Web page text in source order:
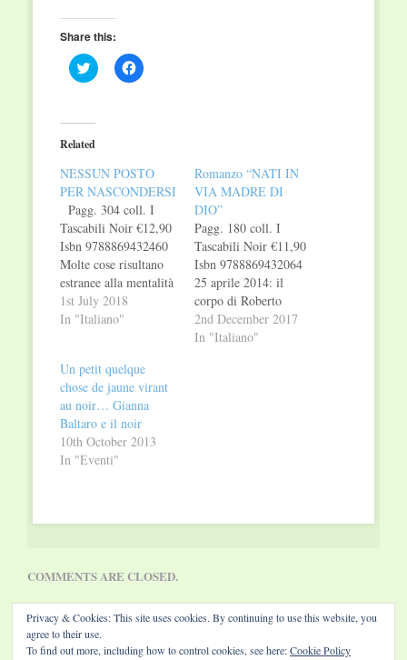
Share this:
Click
to
(Opens
in
new
Click
to
Related
NESSUN POSTO
PER NASCONDERSI
Pagg. 304 coll. I
Tascabili Noir €12,90
Isbn 9788869432460
Molte cose risultano
estranee alla mentalità
e allo spirito di una
squadra di calcio, e
notte in cui, appena
finito il campionato,
viene torturato e
ucciso il medico
sociale della
Modenese F.C.…
1st July 2018
In "Italiano"
Romanzo “NATI IN
VIA MADRE DI
DIO”
Pagg. 180 coll. I
Tascabili Noir €11,90
Isbn 9788869432064
25 aprile 2014: il
corpo di Roberto
Centurioni, senza
tetto, viene ritrovato
2nd December 2017
In "Italiano"
Un petit quelque
chose de jaune virant
au noir… Gianna
Baltaro e il noir
10th October 2013
In "Eventi"
COMMENTS ARE CLOSED.
Privacy & Cookies: This site uses cookies. By continuing to use this website, you
agree to their use.
To find out more, including how to control cookies, see here:Cookie Policy